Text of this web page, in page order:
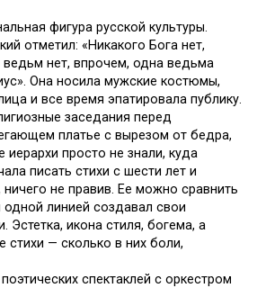
фигура русской культуры.
отметил: «Никакого Бога нет,
ведьм нет, впрочем, одна ведьма
Она носила мужские костюмы,
и все время эпатировала публику.
заседания перед
платье с вырезом от бедра,
иерархи просто не знали, куда
писать стихи с шести лет и
ничего не правив. Ее можно сравнить
линией создавал свои
Эстетка, икона стиля, богема, а
стихи — сколько в них боли,
спектаклей с оркестром